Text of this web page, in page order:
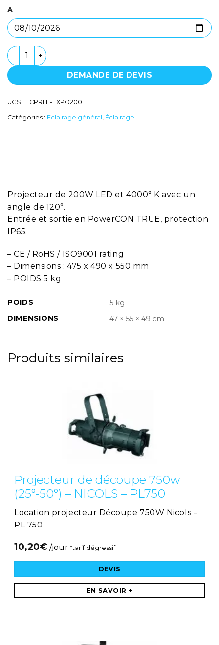
A
quantité de Projecteur 200w led blanc 4000k -
DEMANDE DE DEVIS
UGS : ECPRLE-EXPO200
Catégories : Eclairage général , Éclairage
Projecteur de 200W LED et 4000° K avec un
angle de 120°.
Entrée et sortie en PowerCON TRUE, protection
IP65.
– CE / RoHS / ISO9001 rating
– Dimensions : 475 x 490 x 550 mm
– POIDS 5 kg
POIDS
5 kg
DIMENSIONS
47 × 55 × 49 cm
Produits similaires
Projecteur de découpe 750w
(25°-50°) – NICOLS – PL750
Location projecteur Découpe 750W Nicols –
PL 750
10,20€ /jour *tarif dégressif
DEVIS
EN SAVOIR +